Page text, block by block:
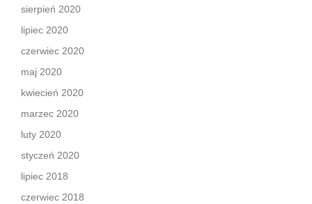
sierpień 2020
lipiec 2020
czerwiec 2020
maj 2020
kwiecień 2020
marzec 2020
luty 2020
styczeń 2020
lipiec 2018
czerwiec 2018